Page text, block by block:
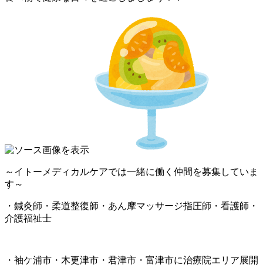
～イトーメディカルケアでは一緒に働く仲間を募集していま
す～
・鍼灸師・柔道整復師・あん摩マッサージ指圧師・看護師・
介護福祉士
・袖ケ浦市・木更津市・君津市・富津市に治療院エリア展開